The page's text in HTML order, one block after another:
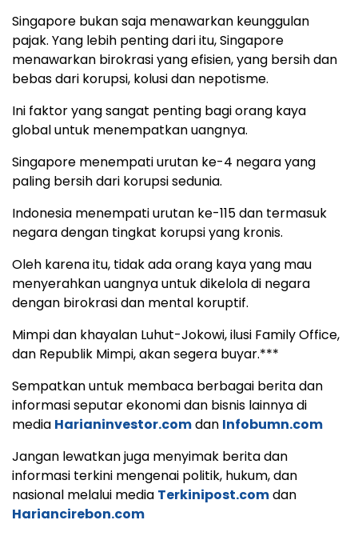
Singapore bukan saja menawarkan keunggulan
pajak. Yang lebih penting dari itu, Singapore
menawarkan birokrasi yang efisien, yang bersih dan
bebas dari korupsi, kolusi dan nepotisme.
Ini faktor yang sangat penting bagi orang kaya
global untuk menempatkan uangnya.
Singapore menempati urutan ke-4 negara yang
paling bersih dari korupsi sedunia.
Indonesia menempati urutan ke-115 dan termasuk
negara dengan tingkat korupsi yang kronis.
Oleh karena itu, tidak ada orang kaya yang mau
menyerahkan uangnya untuk dikelola di negara
dengan birokrasi dan mental koruptif.
Mimpi dan khayalan Luhut-Jokowi, ilusi Family Office,
dan Republik Mimpi, akan segera buyar.***
Sempatkan untuk membaca berbagai berita dan
informasi seputar ekonomi dan bisnis lainnya di
media Harianinvestor.comdan Infobumn.com
Jangan lewatkan juga menyimak berita dan
informasi terkini mengenai politik, hukum, dan
nasional melalui media Terkinipost.comdan
Hariancirebon.com